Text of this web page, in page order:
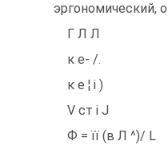
эргономический,
Г Л Л
к е- /.
к е ¦ і )
V ст і J
Ф = її (в Л ^)/ L